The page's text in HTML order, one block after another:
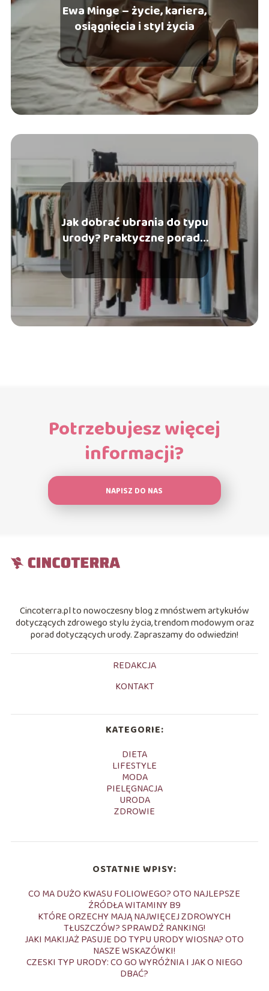
Ewa Minge – życie, kariera,
osiągnięcia i styl życia
Jak dobrać ubrania do typu
urody? Praktyczne porady
i wskazówki
Potrzebujesz więcej
informacji?
NAPISZ DO NAS
Cincoterra.pl to nowoczesny blog z mnóstwem artykułów
dotyczących zdrowego stylu życia, trendom modowym oraz
porad dotyczących urody. Zapraszamy do odwiedzin!
REDAKCJA
KONTAKT
KATEGORIE:
DIETA
LIFESTYLE
MODA
PIELĘGNACJA
URODA
ZDROWIE
OSTATNIE WPISY:
CO MA DUŻO KWASU FOLIOWEGO? OTO NAJLEPSZE
ŹRÓDŁA WITAMINY B9
KTÓRE ORZECHY MAJĄ NAJWIĘCEJ ZDROWYCH
TŁUSZCZÓW? SPRAWDŹ RANKING!
JAKI MAKIJAŻ PASUJE DO TYPU URODY WIOSNA? OTO
NASZE WSKAZÓWKI!
CZESKI TYP URODY: CO GO WYRÓŻNIA I JAK O NIEGO
DBAĆ?